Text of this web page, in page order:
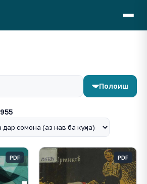
Полоиш
955
PDF PDF